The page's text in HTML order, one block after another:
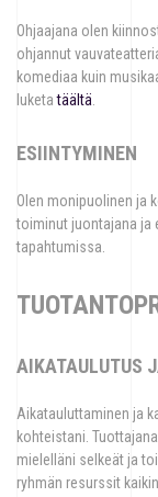
Ohjaajana olen
ohjannut
komediaa kuin
luketatäältä
ESIINTYMINEN
Olen monipuolinen ja
toiminut juontajana ja
tapahtumissa.
AIKATAULUTUS
Aikatauluttaminen ja
kohteistani.
mielelläni selkeät ja
ryhmän resurssit